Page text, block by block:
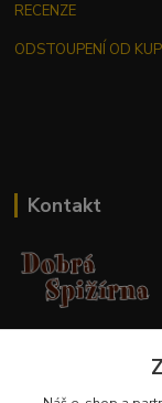
RECENZE
ODSTOUPENÍ OD
Kontakt
+420 737 551